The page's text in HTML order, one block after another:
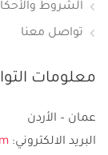
الشروط
تواصل معنا
معلومات
عمان – الأردن
البريد الالكتروني: